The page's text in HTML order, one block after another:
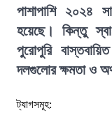
পাশাপাশি ২০২৪
হয়েছে। কিন্তু
পুরোপুরি
দলগুলোর ক্ষমতা ও
ট্যাগসমূহ: